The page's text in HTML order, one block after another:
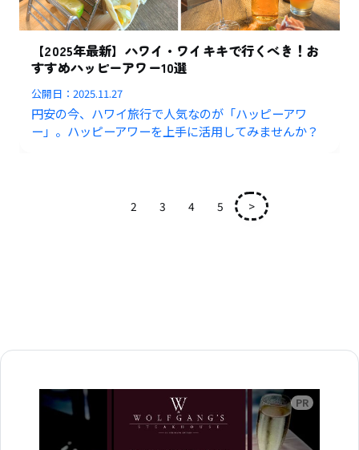
【2025年最新】ハワイ・ワイキキで行くべき！お
すすめハッピーアワー10選
公開日：2025.11.27
円安の今、ハワイ旅行で人気なのが「ハッピーアワ
ー」。ハッピーアワーを上手に活用してみませんか？
2 3 4 5 >
広告